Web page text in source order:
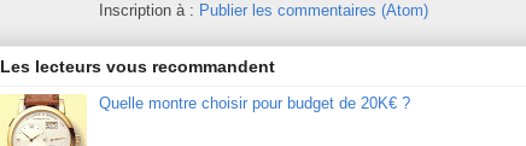
Inscription à : Publier les commentaires (Atom)
Les lecteurs vous recommandent
Quelle montre choisir pour budget de 20K€ ?